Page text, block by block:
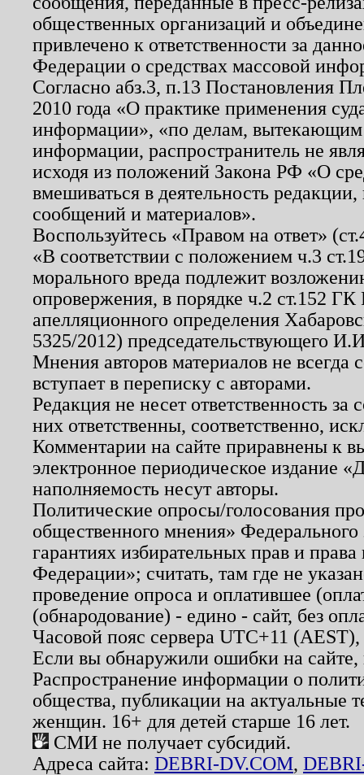
общественных организаций и
привлечено к ответственности за
Федерации о средствах массовой
Согласно абз.3, п.13 Постановления
2010 года «О практике применения
информации», «по делам, вытекающим
информации, распространитель не
исходя из положений Закона РФ «О
вмешиваться в деятельность
сообщений и материалов».
Воспользуйтесь «Правом на ответ»
«В соответствии с положением ч.3
морального вреда подлежит
опровержения, в порядке ч.2 ст.152
апелляционного определения
5325/2012) председательствующего
Мнения авторов материалов не
вступает в переписку с авторами.
Редакция не несет ответственность
них ответственны, соответственно,
Комментарии на сайте приравнены к
электронное периодическое издание
наполняемость несут авторы.
Политические опросы/голосования
общественного мнения»
гарантиях избирательных прав и
Федерации»; считать, там где не
проведение опроса и оплатившее
(обнародование) - едино - сайт, без
Часовой пояс сервера UTC+11
Если вы обнаружили ошибки на
Распространение информации о
общества, публикации на актуальные
женщин. 16+ для детей старше 16 лет.
СМИ не получает субсидий.
Адреса сайта: DEBRI-DV.COM,